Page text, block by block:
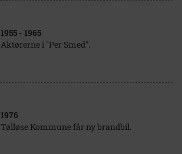
1955 - 1965
Aktørerne i "Per Smed".
1976
Tølløse Kommune får ny brandbil.